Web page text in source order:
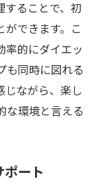
することで、初
できます。こ
率的にダイエッ
も同時に図れる
じながら、楽し
な環境と言える
ート